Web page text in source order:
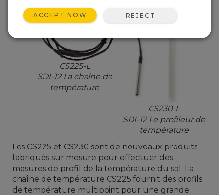
CS225-L
SDI-12 La chaîne de
température
CS230-L
SDI-12 Le profileur de
température
Les CS225 et CS230 sont de nouveaux produits
fabriqués sur mesure pour effectuer des
mesures de profil de la température du sol. La
chaîne de température CS225 fournit des profils
de température multipoint pour une grande
ACCEPT NOW REJECT